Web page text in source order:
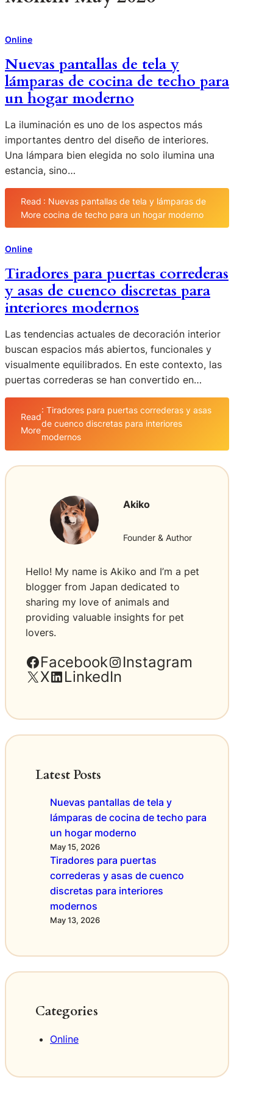
Online
Nuevas pantallas de tela y
lámparas de cocina de techo para
un hogar moderno
La iluminación es uno de los aspectos más
importantes dentro del diseño de interiores.
Una lámpara bien elegida no solo ilumina una
estancia, sino…
Read
More
: Nuevas pantallas de tela y lámparas de
cocina de techo para un hogar moderno
Online
Tiradores para puertas correderas
y asas de cuenco discretas para
interiores modernos
Las tendencias actuales de decoración interior
buscan espacios más abiertos, funcionales y
visualmente equilibrados. En este contexto, las
puertas correderas se han convertido en…
Read
More
: Tiradores para puertas correderas y asas
de cuenco discretas para interiores
modernos
Akiko
Founder & Author
Hello! My name is Akiko and I’m a pet
blogger from Japan dedicated to
sharing my love of animals and
providing valuable insights for pet
lovers.
Facebook
Instagram
X
LinkedIn
Latest Posts
Nuevas pantallas de tela y
lámparas de cocina de techo para
un hogar moderno
May 15, 2026
Tiradores para puertas
correderas y asas de cuenco
discretas para interiores
modernos
May 13, 2026
Categories
Online